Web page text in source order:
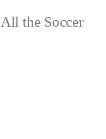
All the Soccer